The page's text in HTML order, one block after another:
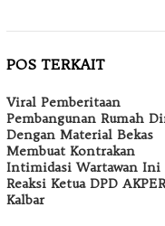
POS TERKAIT
Viral Pemberitaan
Pembangunan Rumah
Dengan Material Bekas
Membuat Kontrakan
Intimidasi Wartawan Ini
Reaksi Ketua DPD
Kalbar